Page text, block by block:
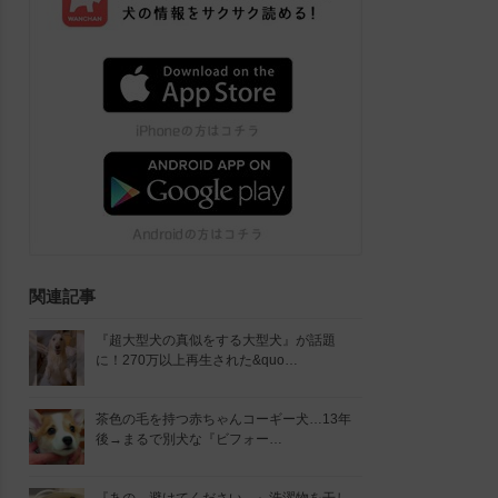
関連記事
『超大型犬の真似をする大型犬』が話題
に！270万以上再生された&quo…
茶色の毛を持つ赤ちゃんコーギー犬…13年
後→まるで別犬な『ビフォー…